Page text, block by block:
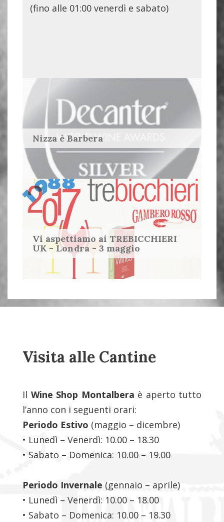
(fino alle 01:00 venerdì e sabato)
Nizza è Barbera
Vi aspettiamo ai TREBICCHIERI
UK - Londra - 3 maggio
Visita alle Cantine
Il Wine Shop Montalbera è aperto tutto
l’anno con i seguenti orari:
Periodo Estivo (maggio – dicembre)
• Lunedì – Venerdì: 10.00 – 18.30
• Sabato – Domenica: 10.00 – 19.00
Periodo Invernale (gennaio – aprile)
• Lunedì – Venerdì: 10.00 – 18.00
• Sabato – Domenica: 10.00 – 18.30